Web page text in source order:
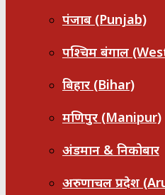
पंजाब (Punjab)
पश्चिम बंगाल
बिहार (Bihar)
मणिपुर (Manipur)
अंडमान & निकोबार
अरुणाचल प्रदेश